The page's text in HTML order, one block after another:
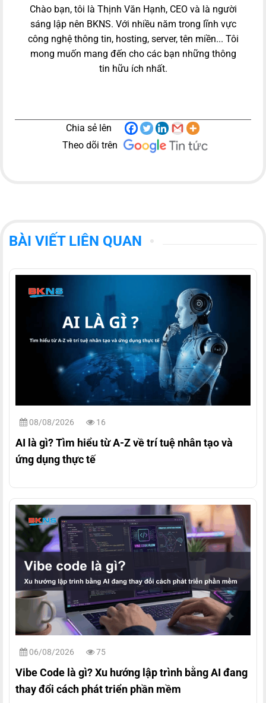
Chào bạn, tôi là Thịnh Văn Hạnh, CEO và là người
sáng lập nên BKNS. Với nhiều năm trong lĩnh vực
công nghệ thông tin, hosting, server, tên miền... Tôi
mong muốn mang đến cho các bạn những thông
tin hữu ích nhất.
Chia sẻ lên
Theo dõi trên
BÀI VIẾT LIÊN QUAN
08/08/2026 16
AI là gì? Tìm hiểu từ A-Z về trí tuệ nhân tạo và
ứng dụng thực tế
06/08/2026 75
Vibe Code là gì? Xu hướng lập trình bằng AI đang
thay đổi cách phát triển phần mềm